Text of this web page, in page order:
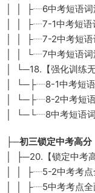
│ │ ├┈6中考短语词
│ │ ├┈7-1中考短语
│ │ ├┈7-2中考短语
│ │ └┈7中考短语词
│ └─18.【强化训练
│ └─├┈8-1中考短
│ └─├┈8-2中考短
│ └─└┈8中考短语
├─初三锁定中考高分
│ ├─20.【锁定中考
│ │ ├┈5-2中考考点
│ │ ├┈5中考考点全